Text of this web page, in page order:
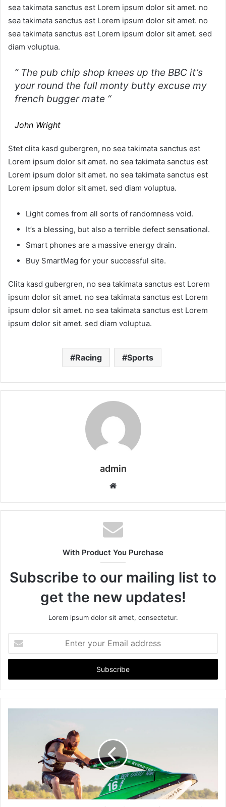
sea takimata sanctus est Lorem ipsum dolor sit amet. no
sea takimata sanctus est Lorem ipsum dolor sit amet. no
sea takimata sanctus est Lorem ipsum dolor sit amet. sed
diam voluptua.
” The pub chip shop knees up the BBC it’s
your round the full monty butty excuse my
french bugger mate “
John Wright
Stet clita kasd gubergren, no sea takimata sanctus est
Lorem ipsum dolor sit amet. no sea takimata sanctus est
Lorem ipsum dolor sit amet. no sea takimata sanctus est
Lorem ipsum dolor sit amet. sed diam voluptua.
Light comes from all sorts of randomness void.
It’s a blessing, but also a terrible defect sensational.
Smart phones are a massive energy drain.
Buy SmartMag for your successful site.
Clita kasd gubergren, no sea takimata sanctus est Lorem
ipsum dolor sit amet. no sea takimata sanctus est Lorem
ipsum dolor sit amet. no sea takimata sanctus est Lorem
ipsum dolor sit amet. sed diam voluptua.
Racing Sports
admin
Website
With Product You Purchase
Subscribe to our mailing list to
get the new updates!
Lorem ipsum dolor sit amet, consectetur.
your
Email